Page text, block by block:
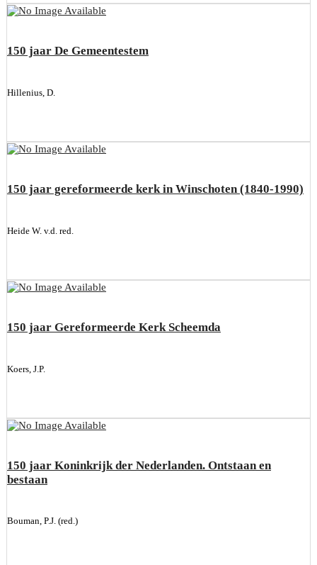
150 jaar De Gemeentestem
Hillenius, D.
150 jaar gereformeerde kerk in Winschoten (1840-1990)
Heide W. v.d. red.
150 jaar Gereformeerde Kerk Scheemda
Koers, J.P.
150 jaar Koninkrijk der Nederlanden. Ontstaan en
bestaan
Bouman, P.J. (red.)